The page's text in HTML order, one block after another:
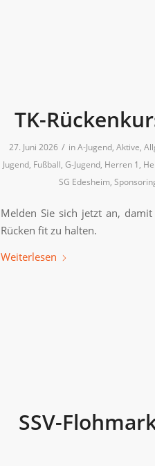
TK-
27. Juni 2026 / inA-Jugend, Aktive,
Jugend, Fußball, G-Jugend, Herren 1 ,
SG Edesheim,
Melden Sie sich jetzt an,
Rücken fit zu halten.
Weiterlesen
SSV-